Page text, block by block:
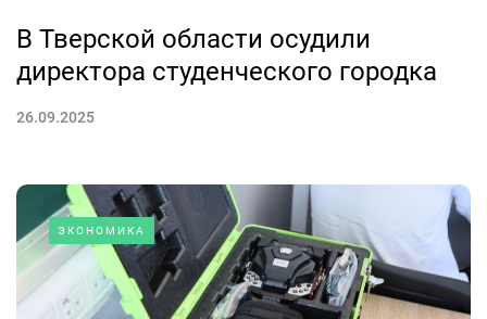
В Тверской области осудили
директора студенческого городка
26.09.2025
ЭКОНОМИКА